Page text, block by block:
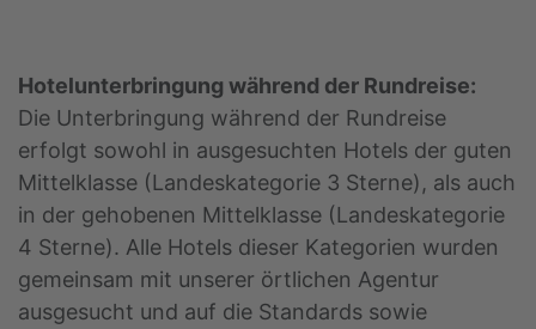
Hotelunterbringung während der Rundreise:
Die Unterbringung während der Rundreise
erfolgt sowohl in ausgesuchten Hotels der guten
Mittelklasse (Landeskategorie 3 Sterne), als auch
in der gehobenen Mittelklasse (Landeskategorie
4 Sterne). Alle Hotels dieser Kategorien wurden
gemeinsam mit unserer örtlichen Agentur
ausgesucht und auf die Standards sowie